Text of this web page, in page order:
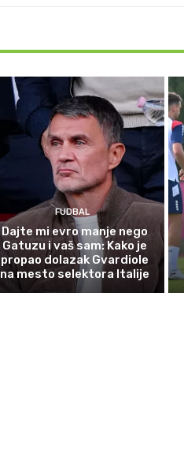
FUDBAL
Dajte mi evro manje nego
Gatuzu i vaš sam: Kako je
propao dolazak Gvardiole
na mesto selektora Italije